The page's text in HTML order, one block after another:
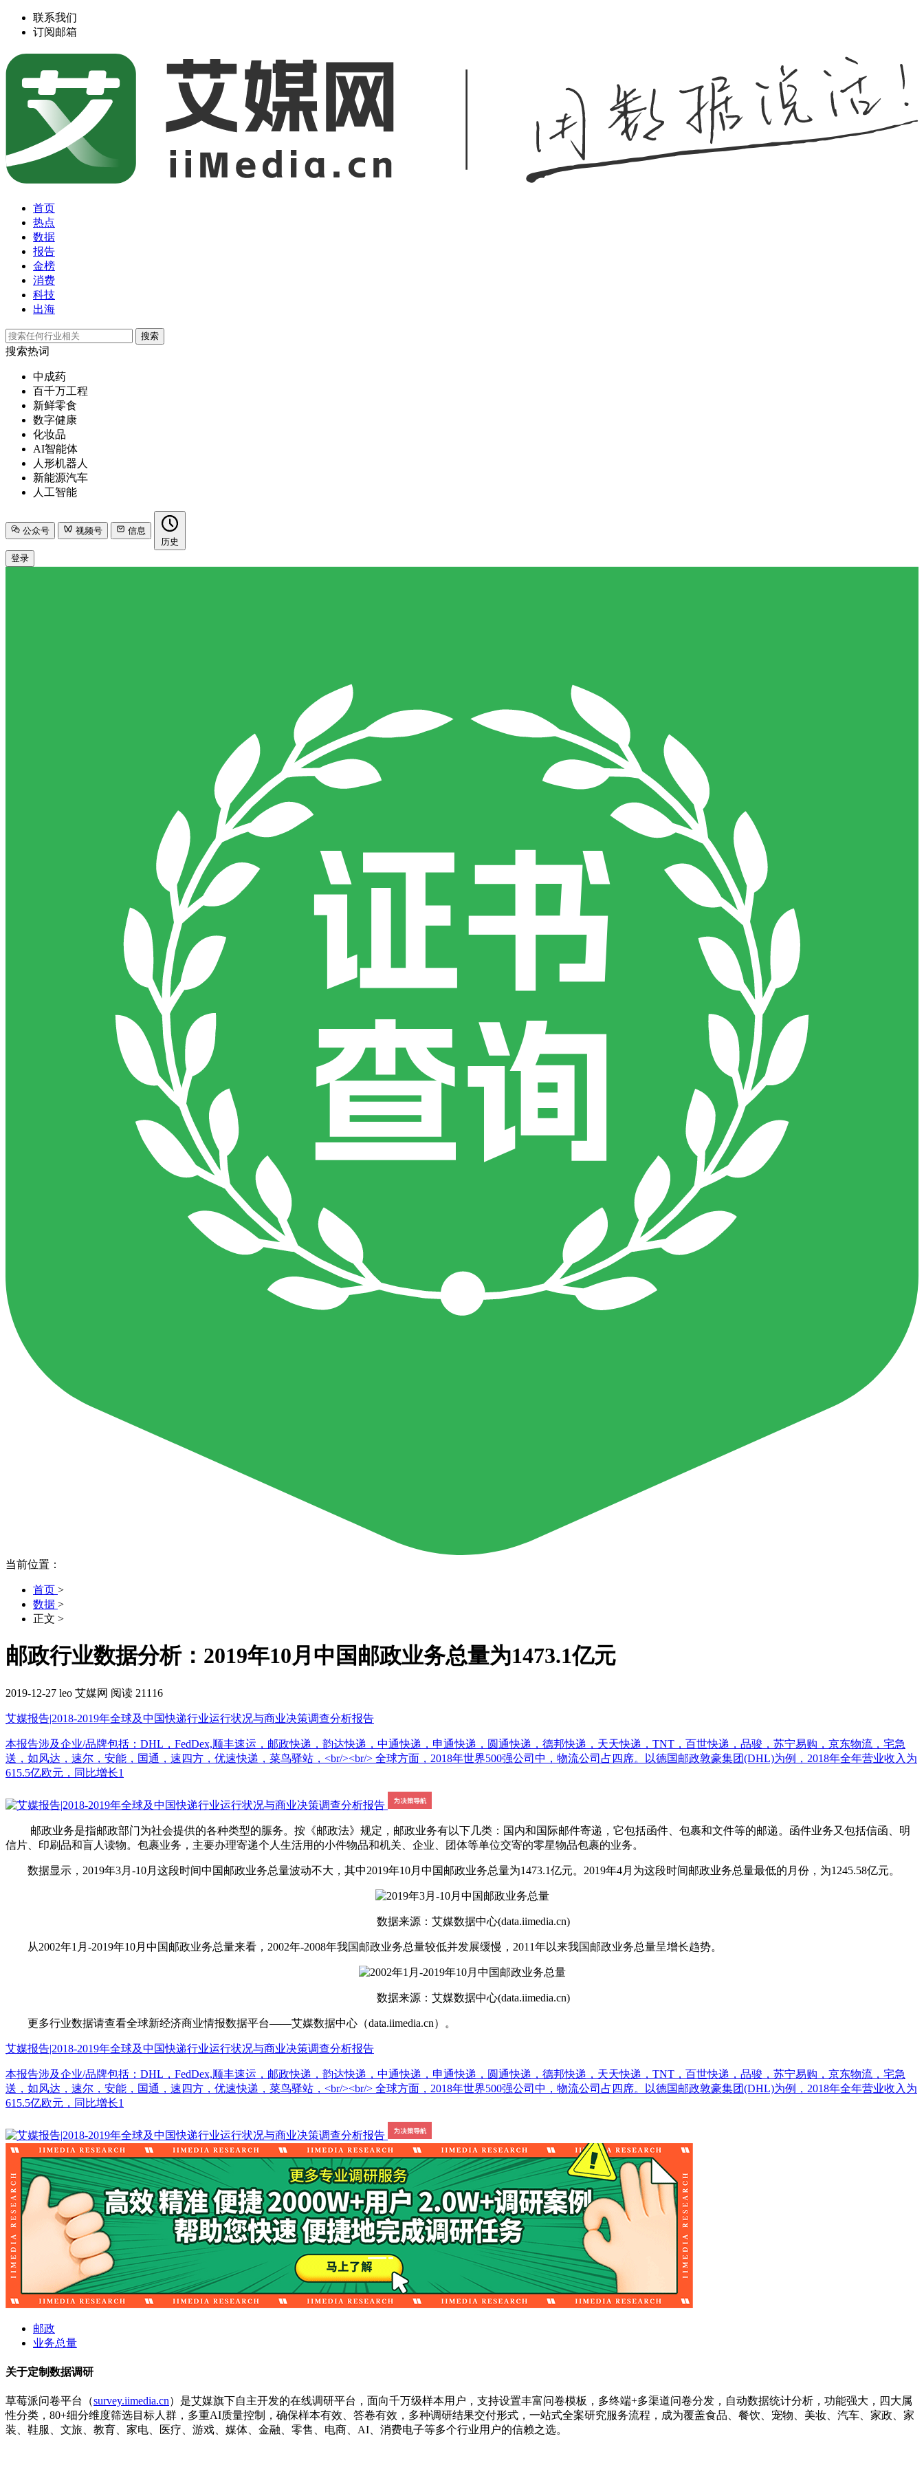
联系我们
订阅邮箱
首页
热点
数据
报告
金榜
消费
科技
出海
搜索
搜索热词
中成药
百千万工程
新鲜零食
数字健康
化妆品
AI智能体
人形机器人
新能源汽车
人工智能
公众号 视频号
信息
历史
登录
当前位置：
首页 >
数据 >
正文 >
邮政行业数据分析：2019年10月中国邮政业务总量为1473.1亿元
2019-12-27 leo 艾媒网 阅读 21116
艾媒报告|2018-2019年全球及中国快递行业运行状况与商业决策调查分析报告
本报告涉及企业/品牌包括：DHL，FedDex,顺丰速运，邮政快递，韵达快递，中通快递，申通快递，圆通快递，德邦快递，天天快递，TNT，百世快递，品骏，苏宁易购，京东物流，宅急
送，如风达，速尔，安能，国通，速四方，优速快递，菜鸟驿站，<br/><br/> 全球方面，2018年世界500强公司中，物流公司占四席。以德国邮政敦豪集团(DHL)为例，2018年全年营业收入为
615.5亿欧元，同比增长1
邮政业务是指邮政部门为社会提供的各种类型的脤务。按《邮政法》规定，邮政业务有以下几类：国内和国际邮件寄递，它包括函件、包裹和文件等的邮递。函件业务又包括信函、明
信片、印刷品和盲人读物。包裹业务，主要办理寄递个人生活用的小件物品和机关、企业、团体等单位交寄的零星物品包裹的业务。
数据显示，2019年3月-10月这段时间中国邮政业务总量波动不大，其中2019年10月中国邮政业务总量为1473.1亿元。2019年4月为这段时间邮政业务总量最低的月份，为1245.58亿元。
数据来源：艾媒数据中心(data.iimedia.cn)
从2002年1月-2019年10月中国邮政业务总量来看，2002年-2008年我国邮政业务总量较低并发展缓慢，2011年以来我国邮政业务总量呈增长趋势。
数据来源：艾媒数据中心(data.iimedia.cn)
更多行业数据请查看全球新经济商业情报数据平台——艾媒数据中心（data.iimedia.cn）。
艾媒报告|2018-2019年全球及中国快递行业运行状况与商业决策调查分析报告
本报告涉及企业/品牌包括：DHL，FedDex,顺丰速运，邮政快递，韵达快递，中通快递，申通快递，圆通快递，德邦快递，天天快递，TNT，百世快递，品骏，苏宁易购，京东物流，宅急
送，如风达，速尔，安能，国通，速四方，优速快递，菜鸟驿站，<br/><br/> 全球方面，2018年世界500强公司中，物流公司占四席。以德国邮政敦豪集团(DHL)为例，2018年全年营业收入为
615.5亿欧元，同比增长1
邮政
业务总量
关于定制数据调研
草莓派问卷平台（survey.iimedia.cn）是艾媒旗下自主开发的在线调研平台，面向千万级样本用户，支持设置丰富问卷模板，多终端+多渠道问卷分发，自动数据统计分析，功能强大，四大属
性分类，80+细分维度筛选目标人群，多重AI质量控制，确保样本有效、答卷有效，多种调研结果交付形式，一站式全案研究服务流程，成为覆盖食品、餐饮、宠物、美妆、汽车、家政、家
装、鞋服、文旅、教育、家电、医疗、游戏、媒体、金融、零售、电商、AI、消费电子等多个行业用户的信赖之选。